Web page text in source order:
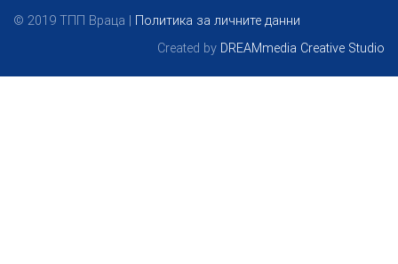
© 2019 ТПП Враца | Политика за личните данни
Created by DREAMmedia Creative Studio